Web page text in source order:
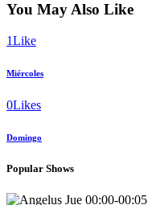
You May Also Like
1Like
Miércoles
0Likes
Domingo
Popular Shows
Jue 00:00-00:05